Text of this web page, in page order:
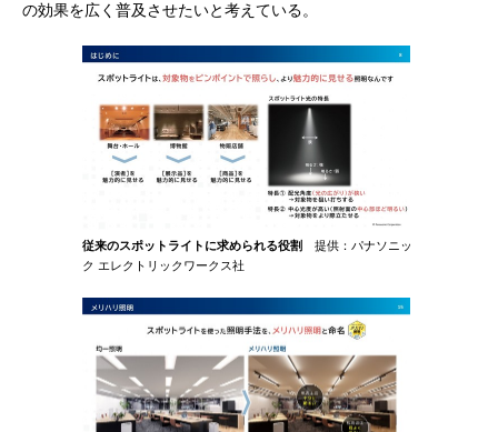
の効果を広く普及させたいと考えている。
従来のスポットライトに求められる役割
提供：パナソニッ
ク エレクトリックワークス社